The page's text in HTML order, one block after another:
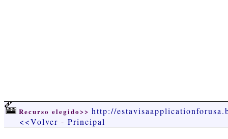
Recurso elegido>> http://
<<Volver - Principal